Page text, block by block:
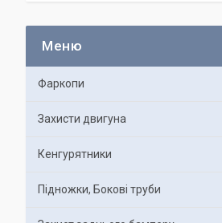
Фаркопи
Захисти двигуна
Кенгурятники
Підножки, Бокові труби